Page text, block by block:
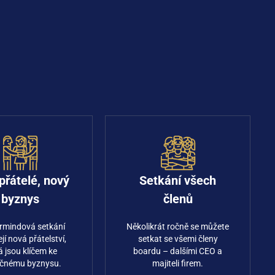
nový
byznys
setkání
nová přátelství,
jsou klíčem ke
byznysu.
Setkání všech
členů
Několikrát ročně se můžete
setkat se všemi členy
boardu –⁠ dalšími CEO a
majiteli firem.